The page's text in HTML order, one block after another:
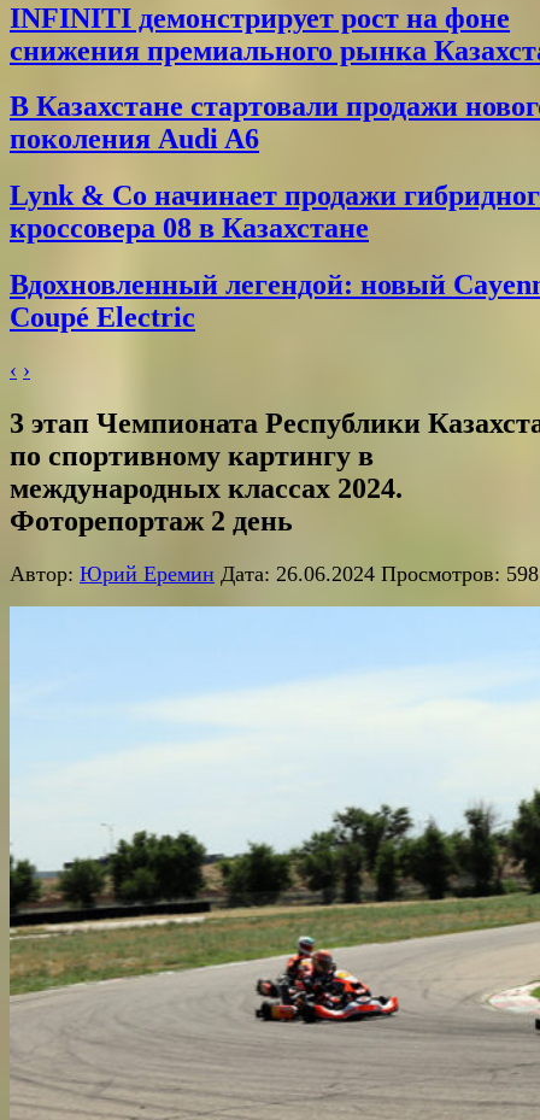
INFINITI демонстрирует рост на фоне
снижения премиального рынка
В Казахстане стартовали продажи
поколения Audi A6
Lynk & Co начинает продажи
кроссовера 08 в Казахстане
Вдохновленный легендой: новый
Coupé Electric
‹ ›
3 этап Чемпионата Республики
по спортивному картингу в
международных классах 2024.
Фоторепортаж 2 день
Автор: Юрий Еремин Дата: 26.06.2024 Просмотров: 598